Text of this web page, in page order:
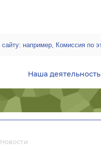
Наша деятельность
Новости